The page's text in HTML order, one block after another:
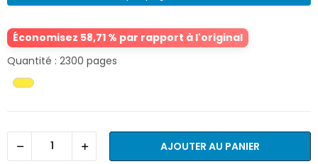
Économisez 58,71 % par rapport à l'original
Quantité : 2300 pages
AJOUTER AU PANIER